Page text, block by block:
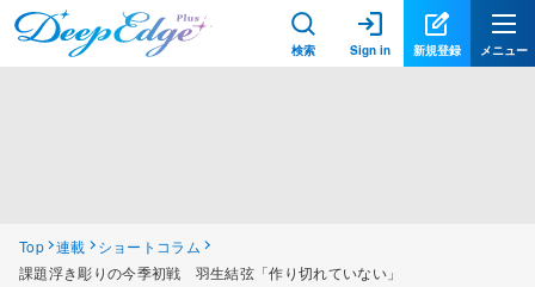
検索 Sign in 新規登録 メニュー
Top 連載
ショートコラム
課題浮き彫りの今季初戦 羽生結弦「作り切れていない」